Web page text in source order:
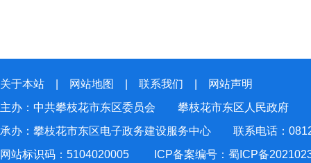
关于本站 网站地图 联系我们
网站声明
主办：中共攀枝花市东区委员会 攀枝花市东区人民政府
承办：攀枝花市东区电子政务建设服务中心 联系电话：
网站标识码：5104020005
ICP备案编号：蜀ICP备